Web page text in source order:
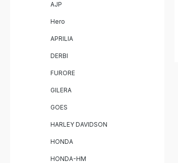
AJP
Hero
APRILIA
DERBI
FURORE
GILERA
GOES
HARLEY DAVIDSON
HONDA
HONDA-HM